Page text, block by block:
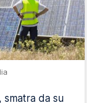
smatra da su